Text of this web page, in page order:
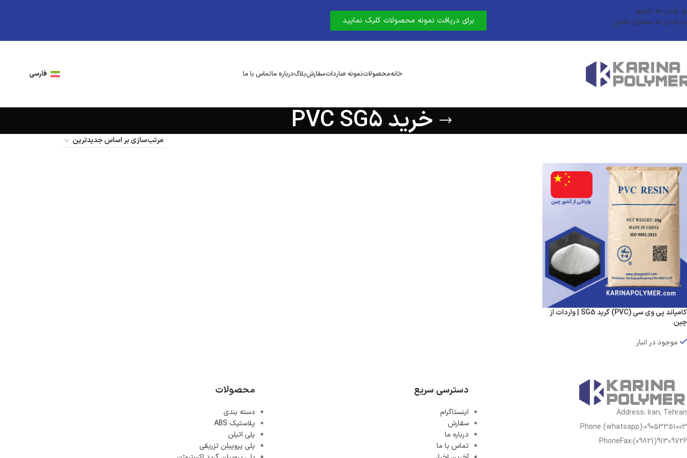
رد کردن به ناوبری
رد کردن به محتوای اصلی
برای دریافت نمونه محصولات کلیک نمایید
خانهمحصولاتنمونه صارداتسفارشبلاگدرباره ماتماس با ما فارسی
خرید PVC SG5
کامپاند پی وی سی (PVC) گرید SG5 | واردات از
چین
موجود در انبار
Address: Iran, Tehran
Phone (whatsapp):09053351003
PhoneFax:(09821)91309726
دسترسی سریع
اینستاگرام
سفارش
درباره ما
تماس با ما
محصولات
دسته بندی
پلاستیک ABS
پلی اتیلن
پلی پروپیلن تزریقی